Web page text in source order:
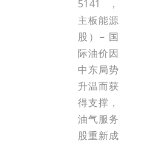
5141，
主板能源
股）– 国
际油价因
中东局势
升温而获
得支撑，
油气服务
股重新成